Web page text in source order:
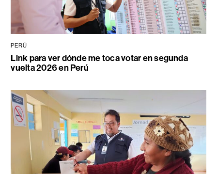
PERÚ
Link para ver dónde me toca votar en segunda
vuelta 2026 en Perú